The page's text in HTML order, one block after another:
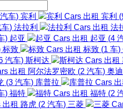
汽车) 宾利 宾利 (
) 法拉利 法
) 起亚 起亚 (4
标致 标致 (1 车)
汽车) 斯柯达
阿尔法罗密欧 (2 汽车) 奥迪
(3 汽车) 库普拉
) 福特 福特 (2
路虎 (2 汽车) 三菱